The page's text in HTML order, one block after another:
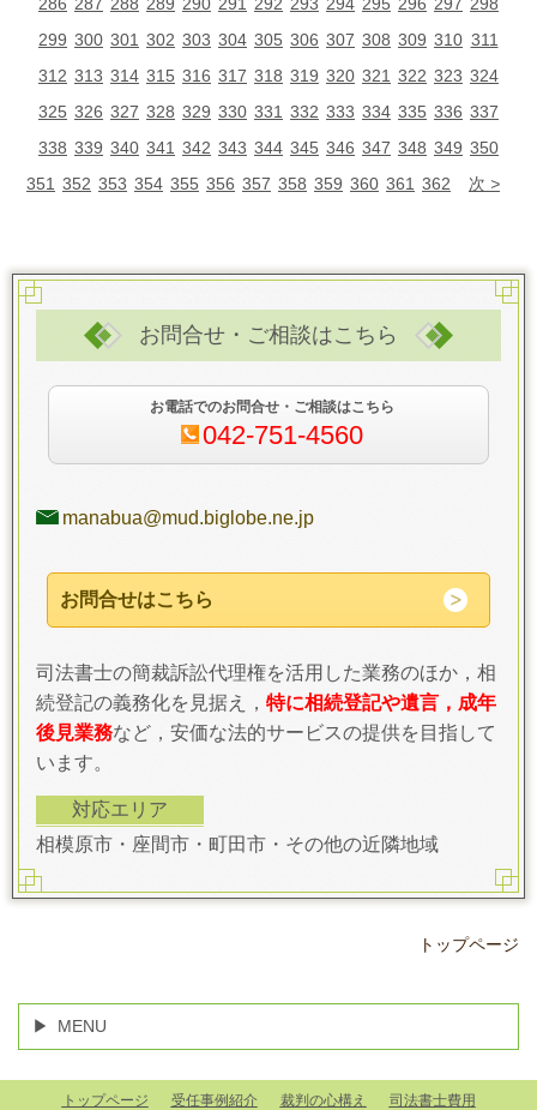
299 300 301 302 303 304 305 306 307 308 309 310 311
312 313 314 315 316 317 318 319 320 321 322 323 324
325 326 327 328 329 330 331 332 333 334 335 336 337
338 339 340 341 342 343 344 345 346 347 348 349 350
351 352 353 354 355 356 357 358 359 360 361 362 次
お問合せ・ご相談はこちら
お電話でのお問合せ・ご相談はこちら
042-751-4560
manabua@mud.biglobe.ne.jp
お問合せはこちら
司法書士の簡裁訴訟代理権を活用した業務のほか，相
続登記の義務化を見据え， 特に相続登記や遺言，成年
後見業務など，安価な法的サービスの提供を目指して
います。
対応エリア
相模原市・座間市・町田市・その他の近隣地域
トップページ
MENU
トップページ 受任事例紹介 裁判の心構え
司法書士費用